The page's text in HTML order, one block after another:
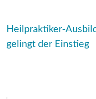
Heilpraktiker-
gelingt der Einstieg